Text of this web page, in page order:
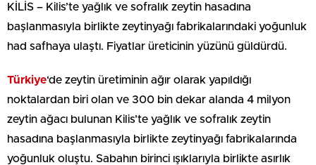
KİLİS – Kilis’te yağlık ve sofralık zeytin hasadına
başlanmasıyla birlikte zeytinyağı fabrikalarındaki yoğunluk
had safhaya ulaştı. Fiyatlar üreticinin yüzünü güldürdü.
Türkiye‘de zeytin üretiminin ağır olarak yapıldığı
noktalardan biri olan ve 300 bin dekar alanda 4 milyon
zeytin ağacı bulunan Kilis’te yağlık ve sofralık zeytin
hasadına başlanmasıyla birlikte zeytinyağı fabrikalarında
yoğunluk oluştu. Sabahın birinci ışıklarıyla birlikte asırlık